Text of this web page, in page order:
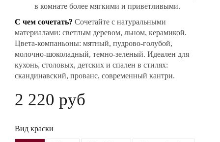
в комнате более мягкими и приветливыми.
С чем сочетать? Сочетайте с натуральными
материалами: светлым деревом, льном, керамикой.
Цвета-компаньоны: мятный, пудрово-голубой,
молочно-шоколадный, темно-зеленый. Идеален для
кухонь, столовых, детских и спален в стилях:
скандинавский, прованс, современный кантри.
2 220 руб
Вид краски